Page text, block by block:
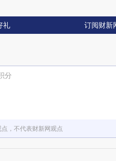
礼 订阅财新
分
，不代表财新网观点